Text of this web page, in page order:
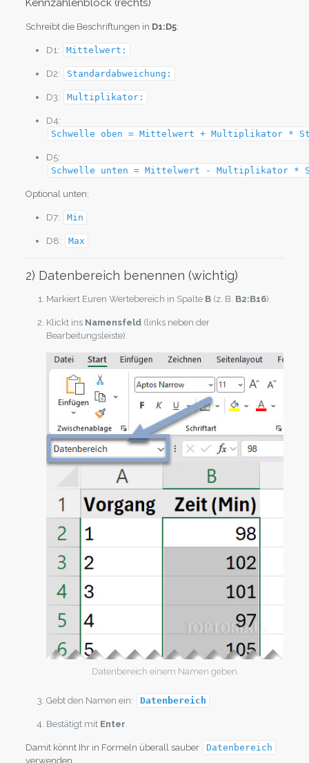
Kennzahlenblock (rechts)
Schreibt die Beschriftungen in D1:D5:
D1: Mittelwert:
D2: Standardabweichung:
D3: Multiplikator:
D4:
Schwelle oben = Mittelwert + Multiplikator *
D5:
Schwelle unten = Mittelwert - Multiplikator *
Optional unten:
D7: Min
D8: Max
2) Datenbereich benennen (wichtig)
Markiert Euren Wertebereich in Spalte B(z. B. B2:B16).
Klickt ins Namensfeld(links neben der
Bearbeitungsleiste).
Datenbereich einem Namen geben
Gebt den Namen ein: Datenbereich
Bestätigt mit Enter.
Damit könnt Ihr in Formeln überall sauber
Datenbereich
verwenden.